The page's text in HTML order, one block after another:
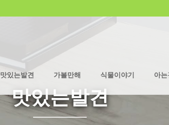
맛있는발견 가볼만해 식물이야기 아
맛있는발견